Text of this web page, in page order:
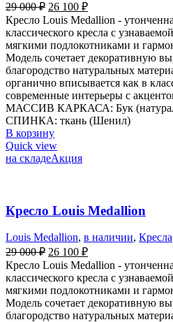
29 000₽ 26 100 ₽
Кресло Louis Medallion -
классического кресла с
мягкими подлокотниками и
Модель сочетает декоративную
благородство натуральных
органично вписывается как в
современные интерьеры с
МАССИВ КАРКАСА: Бук
СПИНКА: ткань (Шенил)
В корзину
Quick view
на складеАкция
Кресло Louis Medallion
Louis Medallion, в наличии, Кресла
29 000₽ 26 100 ₽
Кресло Louis Medallion -
классического кресла с
мягкими подлокотниками и
Модель сочетает декоративную
благородство натуральных